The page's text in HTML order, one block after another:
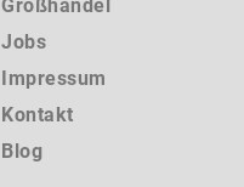
Großhandel
Jobs
Impressum
Kontakt
Blog